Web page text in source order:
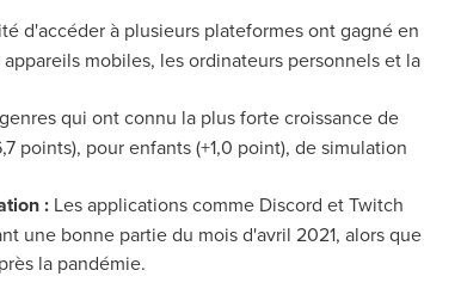
d'accéder à plusieurs plateformes ont gagné en
mobiles, les ordinateurs personnels et la
qui ont connu la plus forte croissance de
points), pour enfants (+1,0 point), de simulation
: Les applications comme Discord et Twitch
une bonne partie du mois d'avril 2021, alors que
la pandémie.